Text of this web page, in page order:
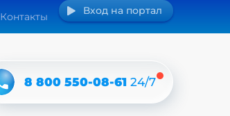
Контакты Вход на портал
8 800 550-08-6124/7